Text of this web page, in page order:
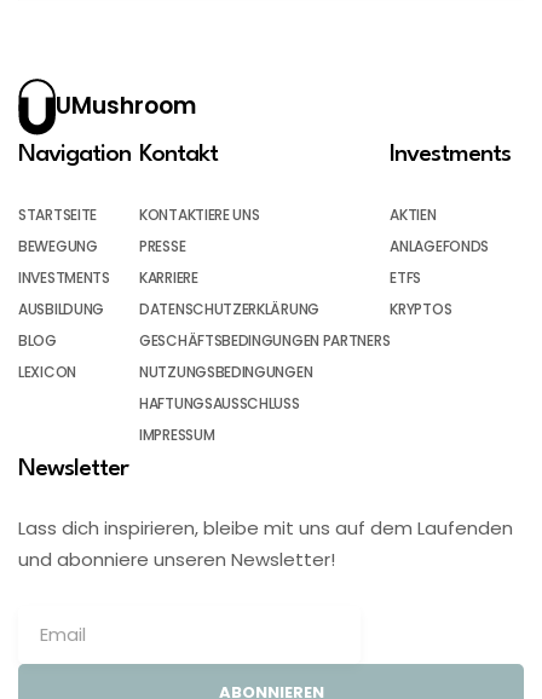
UMushroom
Navigation
STARTSEITE
BEWEGUNG
INVESTMENTS
AUSBILDUNG
BLOG
LEXICON
Kontakt
KONTAKTIERE UNS
PRESSE
KARRIERE
DATENSCHUTZERKLÄRUNG
GESCHÄFTSBEDINGUNGEN PARTNERS
NUTZUNGSBEDINGUNGEN
HAFTUNGSAUSSCHLUSS
IMPRESSUM
Investments
AKTIEN
ANLAGEFONDS
ETFS
KRYPTOS
Newsletter
Lass dich inspirieren, bleibe mit uns auf dem Laufenden
und abonniere unseren Newsletter!
ABONNIEREN